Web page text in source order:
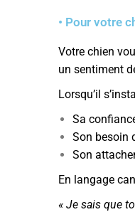
• Pour votre
Votre chien
un sentiment
Lorsqu’il
Sa
Son besoin
Son
En langage
« Je sais que